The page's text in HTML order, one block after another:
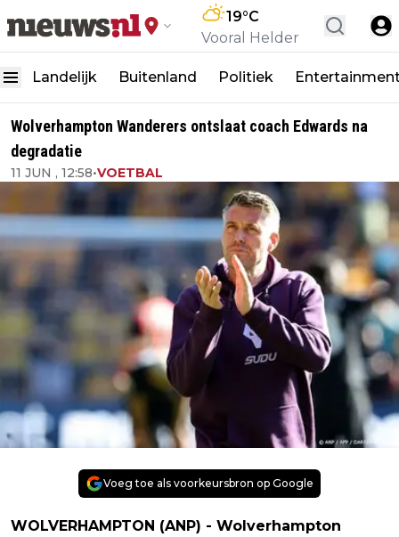
19°C
Vooral Helder
Landelijk Buitenland Politiek
Wolverhampton Wanderers ontslaat coach Edwards na
degradatie
11 JUN , 12:58•VOETBAL
Voeg toe als voorkeursbron op Google
WOLVERHAMPTON (ANP) - Wolverhampton